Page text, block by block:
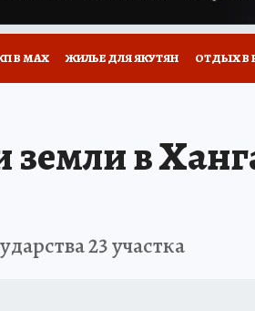
В МАХ ЖИЛЬЕ ДЛЯ ЯКУТЯН ОТДЫХ В
в
23 участка